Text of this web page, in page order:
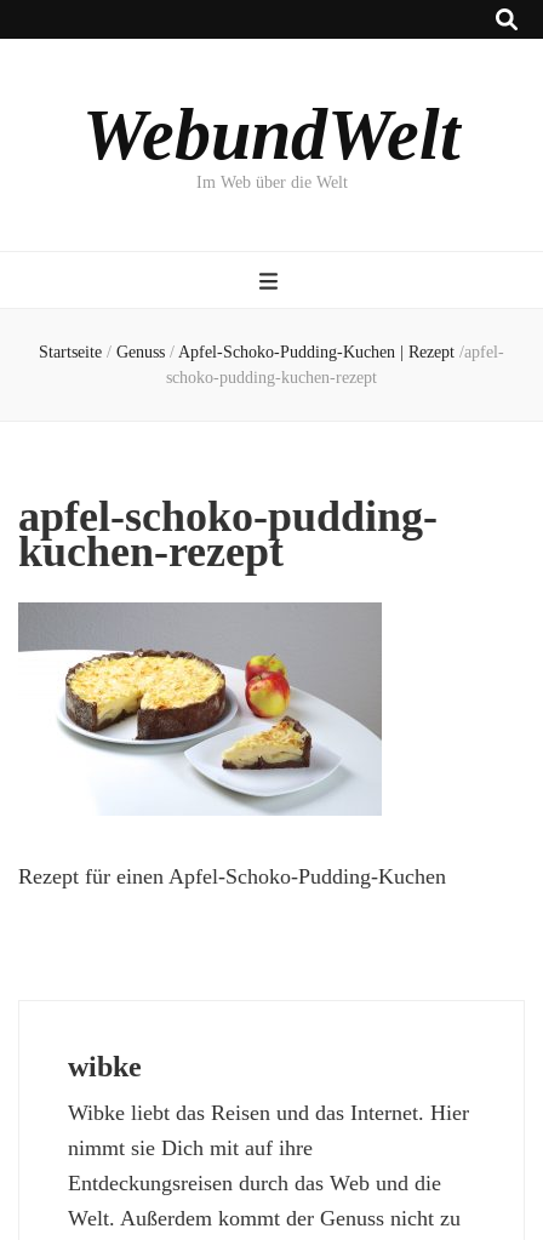
WebundWelt
Im Web über die Welt
Startseite / Genuss / Apfel-Schoko-Pudding-Kuchen | Rezept /apfel-
schoko-pudding-kuchen-rezept
apfel-schoko-pudding-
kuchen-rezept
Rezept für einen Apfel-Schoko-Pudding-Kuchen
wibke
Wibke liebt das Reisen und das Internet. Hier
nimmt sie Dich mit auf ihre
Entdeckungsreisen durch das Web und die
Welt. Außerdem kommt der Genuss nicht zu